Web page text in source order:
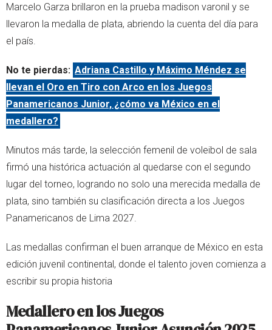
Marcelo Garza brillaron en la prueba madison varonil y se
llevaron la medalla de plata, abriendo la cuenta del día para
el país.
No te pierdas: Adriana Castillo y Máximo Méndez se
llevan el Oro en Tiro con Arco en los Juegos
Panamericanos Junior, ¿cómo va México en el
medallero?
Minutos más tarde, la selección femenil de voleibol de sala
firmó una histórica actuación al quedarse con el segundo
lugar del torneo, logrando no solo una merecida medalla de
plata, sino también su clasificación directa a los Juegos
Panamericanos de Lima 2027.
Las medallas confirman el buen arranque de México en esta
edición juvenil continental, donde el talento joven comienza a
escribir su propia historia
Medallero en losJuegos